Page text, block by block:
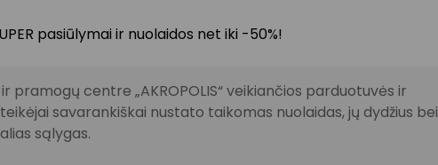
pasiūlymai ir nuolaidos net iki -50%!
pramogų centre „AKROPOLIS“ veikiančios parduotuvės ir
savarankiškai nustato taikomas nuolaidas, jų dydžius bei
sąlygas.